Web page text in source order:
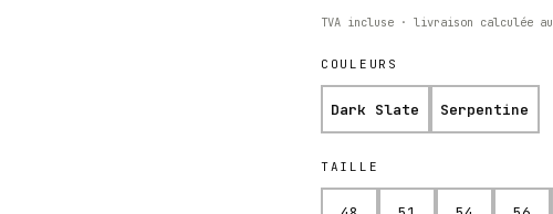
TVA incluse · livraison calculée au
COULEURS
Dark Slate Serpentine
TAILLE